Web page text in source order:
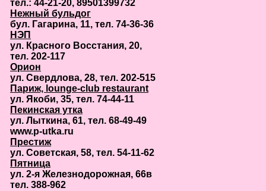
тел.: 44-21-20, 89501399732
Нежный бульдог
бул. Гагарина, 11, тел. 74-36-36
НЭП
ул. Красного Восстания, 20,
тел. 202-117
Орион
ул. Свердлова, 28, тел. 202-515
Париж, lounge-club restaurant
ул. Якоби, 35, тел. 74-44-11
Пекинская утка
ул. Лыткина, 61, тел. 68-49-49
www.p-utka.ru
Престиж
ул. Советская, 58, тел. 54-11-62
Пятница
ул. 2-я Железнодорожная, 66в
тел. 388-962